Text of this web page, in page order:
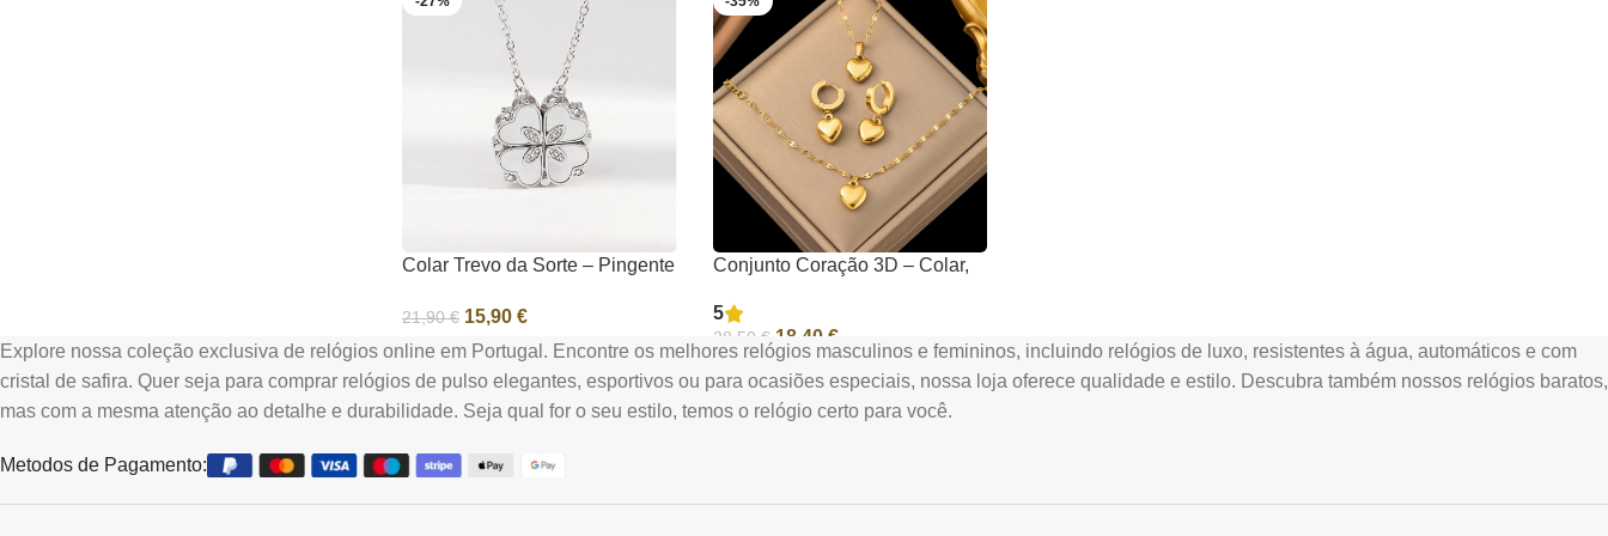
Colar Trevo da Sorte – Pingente
Banho de Ouro | Feminino e
Elegante
21,90€ 15,90 €
Ver Opções
Conjunto Coração 3D – Colar,
Titânio com Banho de Ouro |
Edição Especial com Caixa
5
28,50 € 18,40 €
Ver Opções
Explore nossa coleção exclusiva de relógios online em Portugal. Encontre os melhores relógios masculinos e femininos, incluindo relógios de luxo, resistentes à água, automáticos e com
cristal de safira. Quer seja para comprar relógios de pulso elegantes, esportivos ou para ocasiões especiais, nossa loja oferece qualidade e estilo. Descubra também nossos relógios baratos,
mas com a mesma atenção ao detalhe e durabilidade. Seja qual for o seu estilo, temos o relógio certo para você.
Metodos de Pagamento: